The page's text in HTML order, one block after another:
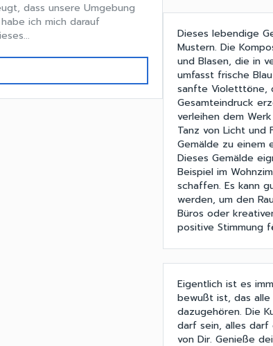
dass unsere Umgebung
ich mich darauf
Dieses lebendige
Mustern. Die
und Blasen, die in
umfasst frische
sanfte Violetttöne,
Gesamteindruck
verleihen dem
Tanz von Licht und
Gemälde zu einem
Dieses Gemälde
Beispiel im
schaffen. Es kann
werden, um den
Büros oder
positive Stimmung
Eigentlich ist es
bewußt ist, das
dazugehören. Die
darf sein, alles
von Dir. Genieße